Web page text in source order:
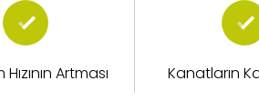
Artması Kanatların